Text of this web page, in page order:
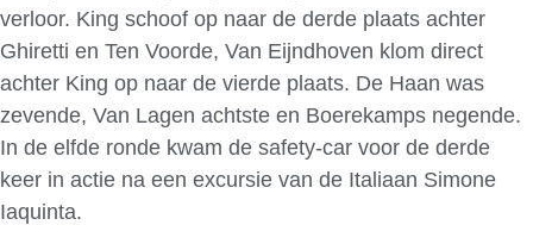
verloor. King schoof op naar de derde plaats achter
Ghiretti en Ten Voorde, Van Eijndhoven klom direct
achter King op naar de vierde plaats. De Haan was
zevende, Van Lagen achtste en Boerekamps negende.
In de elfde ronde kwam de safety-car voor de derde
keer in actie na een excursie van de Italiaan Simone
Iaquinta.